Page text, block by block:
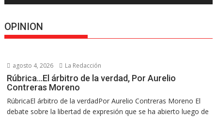
OPINION
agosto 4, 2026 La Redacción
Rúbrica…El árbitro de la verdad, Por Aurelio
Contreras Moreno
RúbricaEl árbitro de la verdadPor Aurelio Contreras Moreno El
debate sobre la libertad de expresión que se ha abierto luego de